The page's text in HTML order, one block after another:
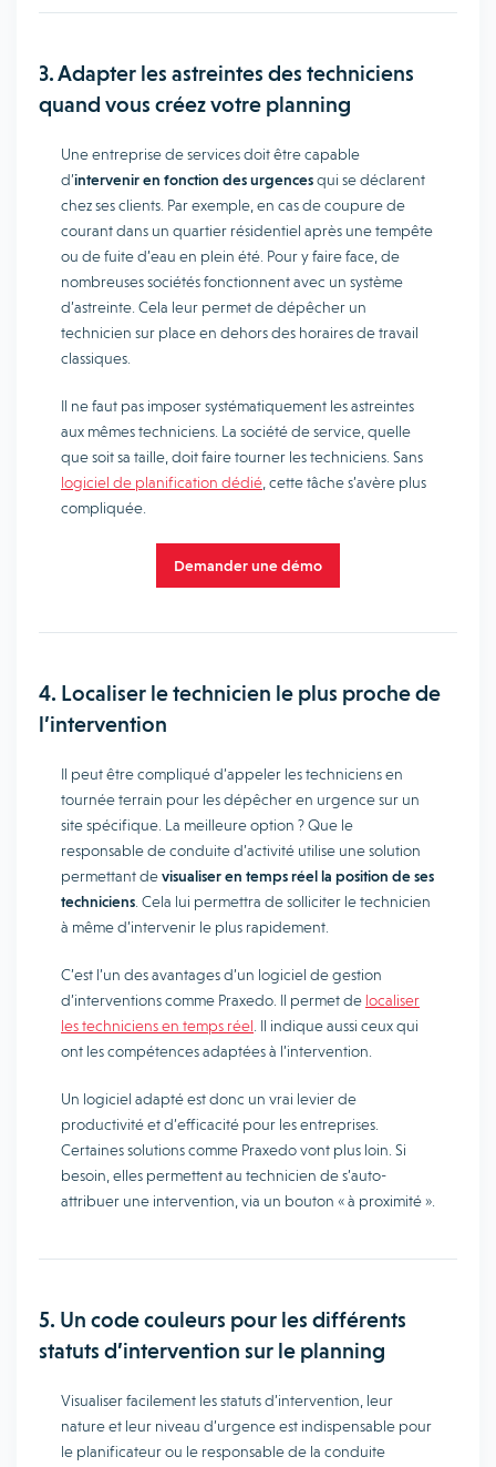
3. Adapter les astreintes des techniciens
quand vous créez votre planning
Une entreprise de services doit être capable
d’intervenir en fonction des urgencesqui se déclarent
chez ses clients. Par exemple, en cas de coupure de
courant dans un quartier résidentiel après une tempête
ou de fuite d’eau en plein été. Pour y faire face, de
nombreuses sociétés fonctionnent avec un système
d’astreinte. Cela leur permet de dépêcher un
technicien sur place en dehors des horaires de travail
classiques.
Il ne faut pas imposer systématiquement les astreintes
aux mêmes techniciens. La société de service, quelle
que soit sa taille, doit faire tourner les techniciens. Sans
logiciel de planification dédié , cette tâche s’avère plus
compliquée.
Demander une démo
4. Localiser le technicien le plus proche de
l’intervention
Il peut être compliqué d’appeler les techniciens en
tournée terrain pour les dépêcher en urgence sur un
site spécifique. La meilleure option ? Que le
responsable de conduite d’activité utilise une solution
permettant devisualiser en temps réel la position de ses
techniciens . Cela lui permettra de solliciter le technicien
à même d’intervenir le plus rapidement.
C’est l’un des avantages d’un logiciel de gestion
d’interventions comme Praxedo. Il permet de localiser
les techniciens en temps réel . Il indique aussi ceux qui
ont les compétences adaptées à l’intervention.
Un logiciel adapté est donc un vrai levier de
productivité et d’efficacité pour les entreprises.
Certaines solutions comme Praxedo vont plus loin. Si
besoin, elles permettent au technicien de s’auto-
attribuer une intervention, via un bouton « à proximité ».
5. Un code couleurs pour les différents
statuts d’intervention sur le planning
Visualiser facilement les statuts d’intervention, leur
nature et leur niveau d’urgence est indispensable pour
le planificateur ou le responsable de la conduite